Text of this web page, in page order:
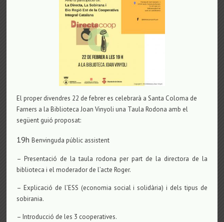
El proper divendres 22 de febrer es celebrarà a Santa Coloma de
Farners a la Biblioteca Joan Vinyoli una Taula Rodona amb el
següent guió proposat:
19hBenvinguda públic assistent
– Presentació de la taula rodona per part de la directora de la
biblioteca i el moderador de l’acte Roger.
– Explicació de l’ESS (economia social i solidària) i dels tipus de
sobirania.
– Introducció de les 3 cooperatives.